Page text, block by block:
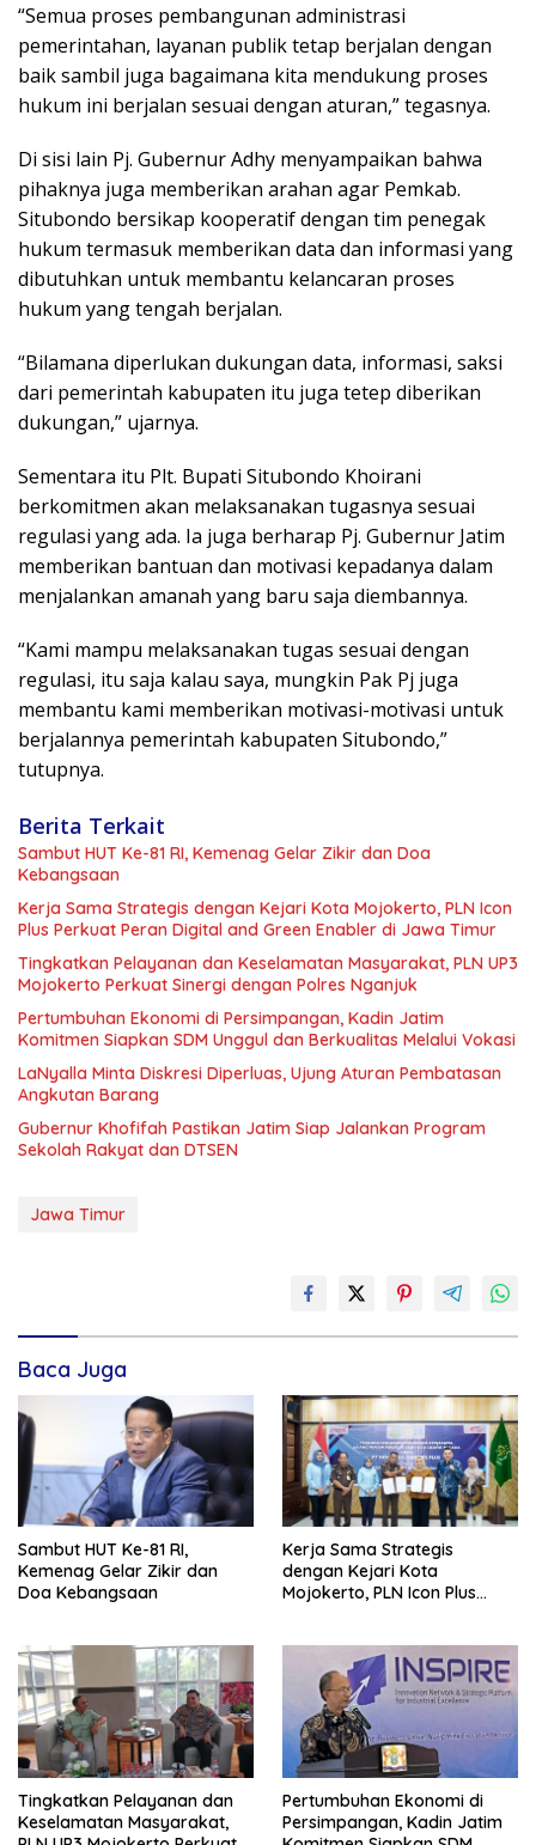
“Semua proses pembangunan administrasi
pemerintahan, layanan publik tetap berjalan dengan
baik sambil juga bagaimana kita mendukung proses
hukum ini berjalan sesuai dengan aturan,” tegasnya.
Di sisi lain Pj. Gubernur Adhy menyampaikan bahwa
pihaknya juga memberikan arahan agar Pemkab.
Situbondo bersikap kooperatif dengan tim penegak
hukum termasuk memberikan data dan informasi yang
dibutuhkan untuk membantu kelancaran proses
hukum yang tengah berjalan.
“Bilamana diperlukan dukungan data, informasi, saksi
dari pemerintah kabupaten itu juga tetep diberikan
dukungan,” ujarnya.
Sementara itu Plt. Bupati Situbondo Khoirani
berkomitmen akan melaksanakan tugasnya sesuai
regulasi yang ada. Ia juga berharap Pj. Gubernur Jatim
memberikan bantuan dan motivasi kepadanya dalam
menjalankan amanah yang baru saja diembannya.
“Kami mampu melaksanakan tugas sesuai dengan
regulasi, itu saja kalau saya, mungkin Pak Pj juga
membantu kami memberikan motivasi-motivasi untuk
berjalannya pemerintah kabupaten Situbondo,”
tutupnya.
Berita Terkait
Sambut HUT Ke-81 RI, Kemenag Gelar Zikir dan Doa
Kebangsaan
Kerja Sama Strategis dengan Kejari Kota Mojokerto, PLN Icon
Plus Perkuat Peran Digital and Green Enabler di Jawa Timur
Tingkatkan Pelayanan dan Keselamatan Masyarakat, PLN UP3
Mojokerto Perkuat Sinergi dengan Polres Nganjuk
Pertumbuhan Ekonomi di Persimpangan, Kadin Jatim
Komitmen Siapkan SDM Unggul dan Berkualitas Melalui Vokasi
LaNyalla Minta Diskresi Diperluas, Ujung Aturan Pembatasan
Angkutan Barang
Gubernur Khofifah Pastikan Jatim Siap Jalankan Program
Sekolah Rakyat dan DTSEN
Jawa Timur
Baca Juga
Sambut HUT Ke-81 RI,
Kemenag Gelar Zikir dan
Doa Kebangsaan
Kerja Sama Strategis
dengan Kejari Kota
Mojokerto, PLN Icon Plus
Tingkatkan Pelayanan dan
Keselamatan Masyarakat,
Pertumbuhan Ekonomi di
Persimpangan, Kadin Jatim